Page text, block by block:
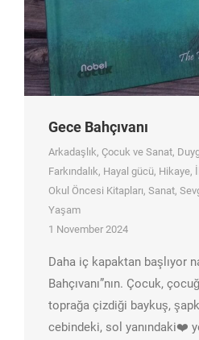
Gece Bahçıvanı
Arkadaşlık, Çocuk ve Sanat,
Farkındalık, Hayal gücü, Hikaye,
Okul Öncesi Kitapları, Sanat,
Yaşam
1 November 2024
Daha iç kapaktan başlıyor
Bahçıvanı”nın. Çocuk,
toprağa çizdiği baykuş,
cebindeki, sol yanındaki❤️